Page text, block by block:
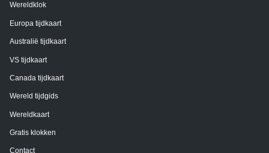
Wereldklok
Europa tijdkaart
Australië tijdkaart
VS tijdkaart
Canada tijdkaart
Wereld tijdgids
Wereldkaart
Gratis klokken
Contact